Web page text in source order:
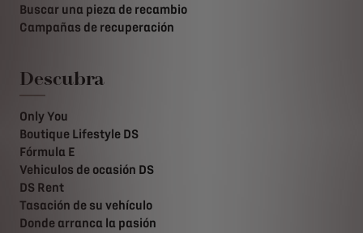
Buscar una pieza de recambio
Campañas de recuperación
Descubra
Only You
Boutique Lifestyle DS
Fórmula E
Vehiculos de ocasión DS
DS Rent
Tasación de su vehículo
Donde arranca la pasión